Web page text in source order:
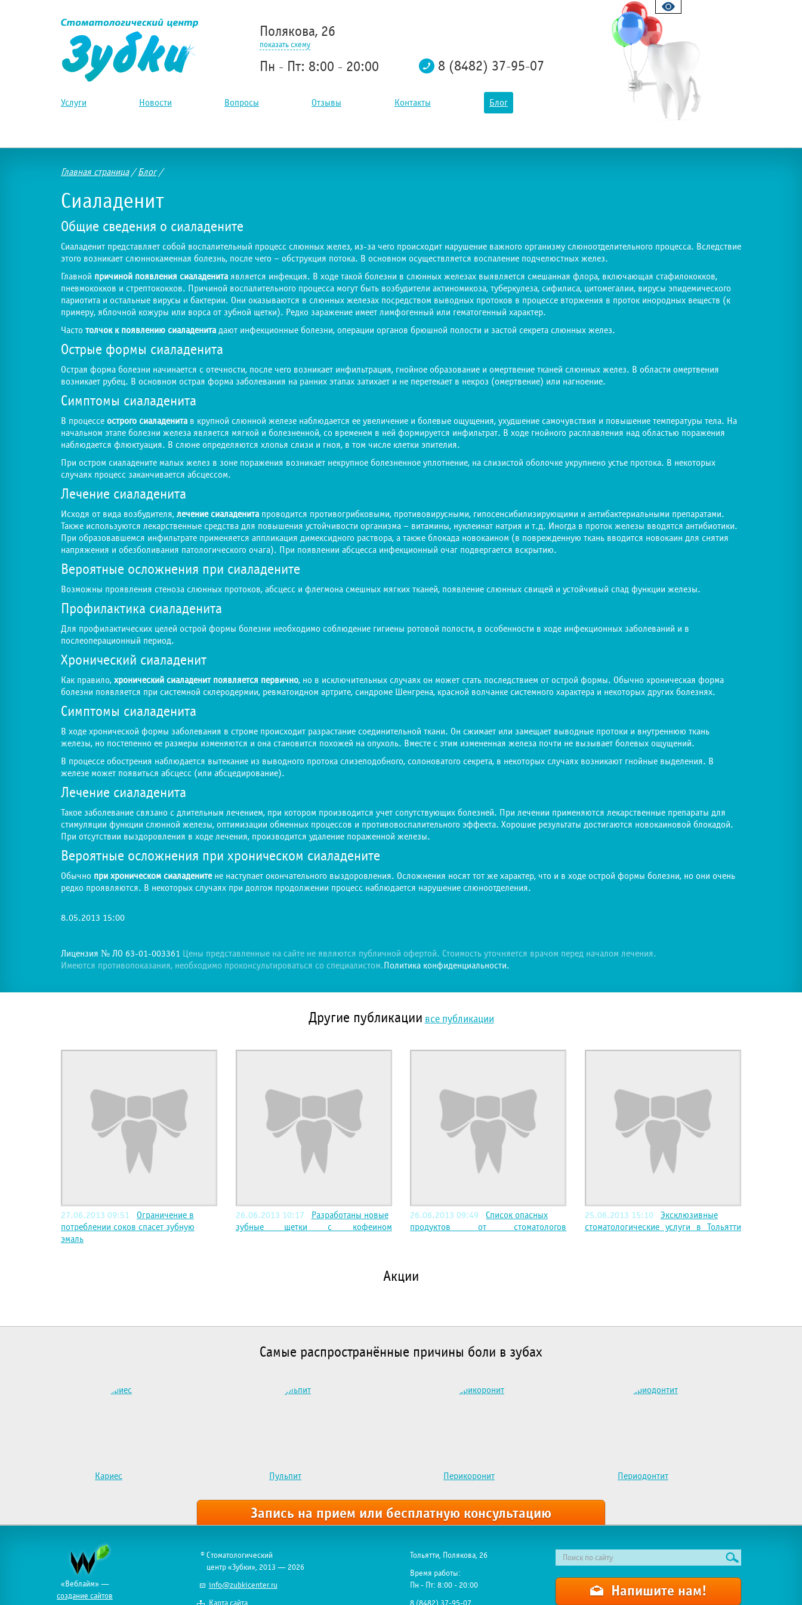
Полякова, 26
показать схему
Пн - Пт: 8:00 - 20:00 8 (8482) 37-95-07
Услуги Новости Вопросы Отзывы Контакты Блог
Главная страница/Блог/
Сиаладенит
Общие сведения о сиаладените
Сиаладенит представляет собой воспалительный процесс слюнных желез, из-за чего происходит нарушение важного организму слюноотделительного процесса. Вследствие
этого возникает слюннокаменная болезнь, после чего – обструкция потока. В основном осуществляется воспаление подчелюстных желез.
Главной причиной появления сиаладенита является инфекция. В ходе такой болезни в слюнных железах выявляется смешанная флора, включающая стафилококков,
пневмококков и стрептококков. Причиной воспалительного процесса могут быть возбудители актиномикоза, туберкулеза, сифилиса, цитомегалии, вирусы эпидемического
париотита и остальные вирусы и бактерии. Они оказываются в слюнных железах посредством выводных протоков в процессе вторжения в проток инородных веществ (к
примеру, яблочной кожуры или ворса от зубной щетки). Редко заражение имеет лимфогенный или гематогенный характер.
Часто толчок к появлению сиаладенита дают инфекционные болезни, операции органов брюшной полости и застой секрета слюнных желез.
Острые формы сиаладенита
Острая форма болезни начинается с отечности, после чего возникает инфильтрация, гнойное образование и омертвение тканей слюнных желез. В области омертвения
возникает рубец. В основном острая форма заболевания на ранних этапах затихает и не перетекает в некроз (омертвение) или нагноение.
Симптомы сиаладенита
В процессе острого сиаладенита в крупной слюнной железе наблюдается ее увеличение и болевые ощущения, ухудшение самочувствия и повышение температуры тела. На
начальном этапе болезни железа является мягкой и болезненной, со временем в ней формируется инфильтрат. В ходе гнойного расплавления над областью поражения
наблюдается флюктуация. В слюне определяются хлопья слизи и гноя, в том числе клетки эпителия.
При остром сиаладените малых желез в зоне поражения возникает некрупное болезненное уплотнение, на слизистой оболочке укрупнено устье протока. В некоторых
случаях процесс заканчивается абсцессом.
Лечение сиаладенита
Исходя от вида возбудителя, лечение сиаладенита проводится противогрибковыми, противовирусными, гипосенсибилизирующими и антибактериальными препаратами.
Также используются лекарственные средства для повышения устойчивости организма – витамины, нуклеинат натрия и т.д. Иногда в проток железы вводятся антибиотики.
При образовавшемся инфильтрате применяется аппликация димексидного раствора, а также блокада новокаином (в поврежденную ткань вводится новокаин для снятия
напряжения и обезболивания патологического очага). При появлении абсцесса инфекционный очаг подвергается вскрытию.
Вероятные осложнения при сиаладените
Возможны проявления стеноза слюнных протоков, абсцесс и флегмона смешных мягких тканей, появление слюнных свищей и устойчивый спад функции железы.
Профилактика сиаладенита
Для профилактических целей острой формы болезни необходимо соблюдение гигиены ротовой полости, в особенности в ходе инфекционных заболеваний и в
послеоперационный период.
Хронический сиаладенит
Как правило, хронический сиаладенит появляется первично, но в исключительных случаях он может стать последствием от острой формы. Обычно хроническая форма
болезни появляется при системной склеродермии, ревматоидном артрите, синдроме Шенгрена, красной волчанке системного характера и некоторых других болезнях.
Симптомы сиаладенита
В ходе хронической формы заболевания в строме происходит разрастание соединительной ткани. Он сжимает или замещает выводные протоки и внутреннюю ткань
железы, но постепенно ее размеры изменяются и она становится похожей на опухоль. Вместе с этим измененная железа почти не вызывает болевых ощущений.
В процессе обострения наблюдается вытекание из выводного протока слизеподобного, солоноватого секрета, в некоторых случаях возникают гнойные выделения. В
железе может появиться абсцесс (или абсцедирование).
Лечение сиаладенита
Такое заболевание связано с длительным лечением, при котором производится учет сопутствующих болезней. При лечении применяются лекарственные препараты для
стимуляции функции слюнной железы, оптимизации обменных процессов и противовоспалительного эффекта. Хорошие результаты достигаются новокаиновой блокадой.
При отсутствии выздоровления в ходе лечения, производится удаление пораженной железы.
Вероятные осложнения при хроническом сиаладените
Обычно при хроническом сиаладенитене наступает окончательного выздоровления. Осложнения носят тот же характер, что и в ходе острой формы болезни, но они очень
редко проявляются. В некоторых случаях при долгом продолжении процесс наблюдается нарушение слюноотделения.
8.05.2013 15:00
Лицензия № ЛО 63-01-003361 Цены представленные на сайте не являются публичной офертой. Стоимость уточняется врачом перед началом лечения.
Имеются противопоказания, необходимо проконсультироваться со специалистом.Политика конфиденциальности.
Другие публикации все публикации
27.06.2013 09:51
Ограничение в
потреблении соков спасет зубную
эмаль
26.06.2013 10:17
Разработаны новые
зубные щетки с кофеином
26.06.2013 09:49
Список опасных
продуктов от стоматологов
25.06.2013 15:10
Эксклюзивные
стоматологические услуги в Тольятти
Акции
Самые распространённые причины боли в зубах
Кариес Пульпит Перикоронит Периодонтит
Запись на прием или бесплатную консультацию
«Веблайм» —
создание сайтов
© Стоматологический
центр «Зубки», 2013 — 2026
info@zubkicenter.ru
Тольятти, Полякова, 26
Время работы:
Пн - Пт: 8:00 - 20:00
Напишите нам!